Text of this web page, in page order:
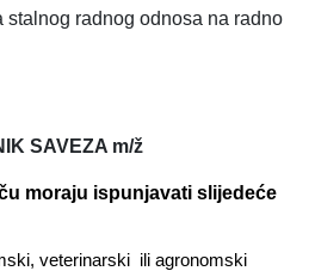
stalnog radnog odnosa na radno
SAVEZA m/ž
moraju ispunjavati slijedeće
veterinarski ili agronomski